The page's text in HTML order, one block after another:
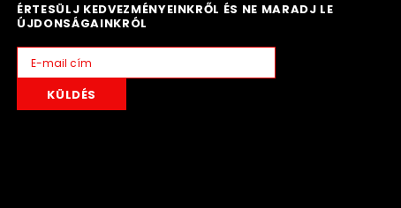
ÉRTESÜLJ KEDVEZMÉNYEINKRŐL ÉS NE MARADJ LE
ÚJDONSÁGAINKRÓL